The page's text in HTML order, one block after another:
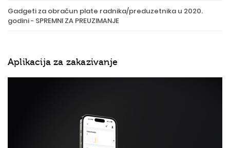
Gadgeti za obračun plate radnika/preduzetnika u 2020.
godini - SPREMNI ZA PREUZIMANJE
Aplikacija za zakazivanje